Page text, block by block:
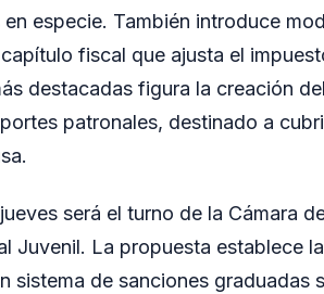
especie. También introduce
fiscal que ajusta el
destacadas figura la creación
patronales, destinado a
será el turno de la Cámara
Juvenil. La propuesta establece
sistema de sanciones